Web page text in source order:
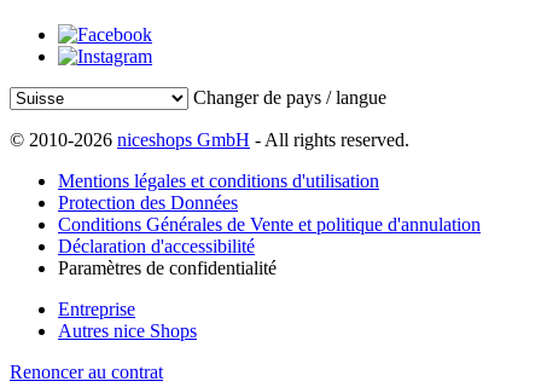
Changer de pays / langue
© 2010-2026 niceshops GmbH - All rights reserved.
Mentions légales et conditions d'utilisation
Protection des Données
Conditions Générales de Vente et politique d'annulation
Déclaration d'accessibilité
Paramètres de confidentialité
Entreprise
Autres nice Shops
Renoncer au contrat